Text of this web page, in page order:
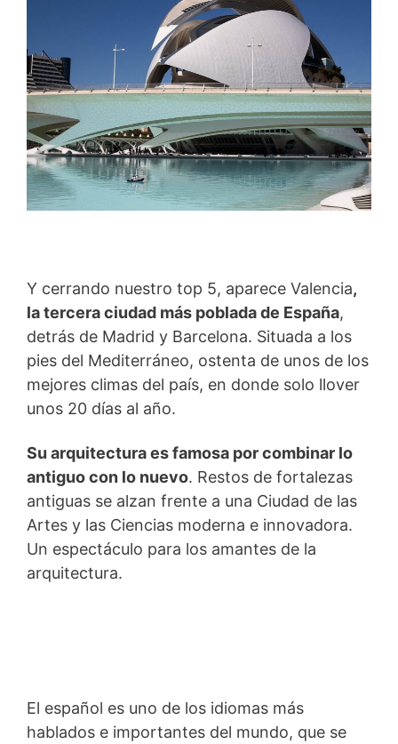
Y cerrando nuestro top 5, aparece Valencia,
la tercera ciudad más poblada de España,
detrás de Madrid y Barcelona. Situada a los
pies del Mediterráneo, ostenta de unos de los
mejores climas del país, en donde solo llover
unos 20 días al año.
Su arquitectura es famosa por combinar lo
antiguo con lo nuevo. Restos de fortalezas
antiguas se alzan frente a una Ciudad de las
Artes y las Ciencias moderna e innovadora.
Un espectáculo para los amantes de la
arquitectura.
El español es uno de los idiomas más
hablados e importantes del mundo, que se